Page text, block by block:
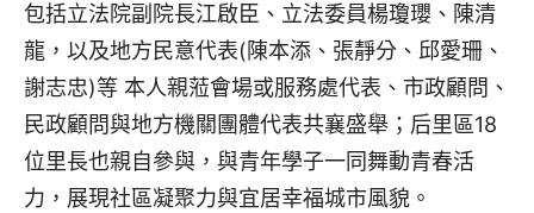
包括立法院副院長江啟臣、立法委員楊瓊瓔、陳清
龍，以及地方民意代表(陳本添、張靜分、邱愛珊、
謝志忠)等 本人親蒞會場或服務處代表、市政顧問、
民政顧問與地方機關團體代表共襄盛舉；后里區18
位里長也親自參與，與青年學子一同舞動青春活
力，展現社區凝聚力與宜居幸福城市風貌。